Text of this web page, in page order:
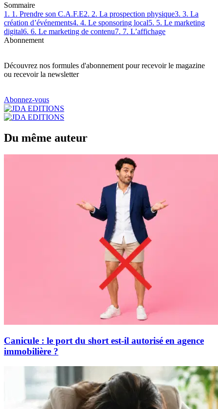
Sommaire
1. 1. Prendre son C.A.F.E2. 2. La prospection physique3. 3. La
création d’événements4. 4. Le sponsoring local5. 5. Le marketing
digital6. 6. Le marketing de contenu7. 7. L’affichage
Abonnement
Découvrez nos formules d'abonnement pour recevoir le magazine
ou recevoir la newsletter
Abonnez-vous
Du même auteur
Canicule : le port du short est-il autorisé en agence
immobilière ?